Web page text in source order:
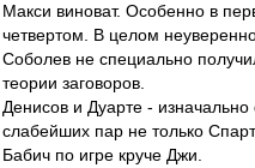
Макси виноват. Особенно в
четвертом. В целом
Соболев не специально
теории заговоров.
Денисов и Дуарте - изначально
слабейших пар не только
Бабич по игре круче Джи.